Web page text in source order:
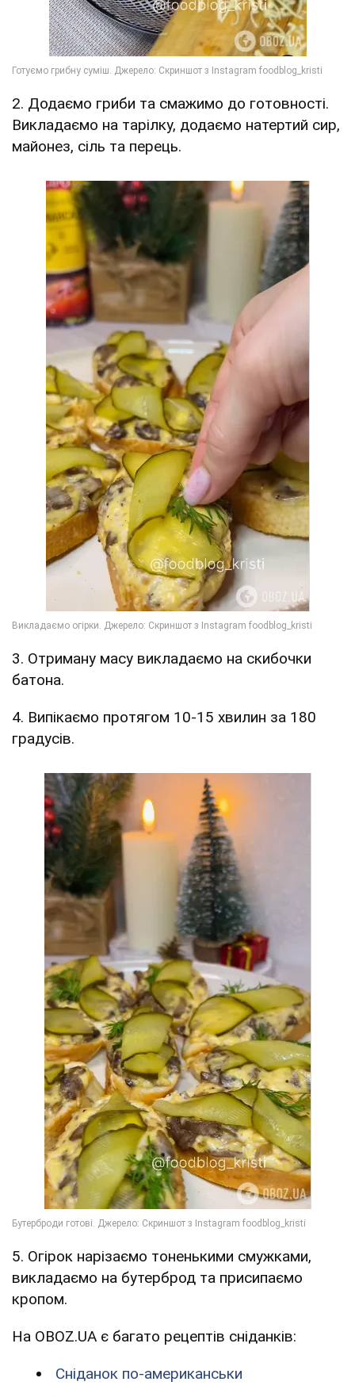
2. Додаємо гриби та смажимо до готовності.
Викладаємо на тарілку, додаємо натертий сир,
майонез, сіль та перець.
3. Отриману масу викладаємо на скибочки
батона.
4. Випікаємо протягом 10-15 хвилин за 180
градусів.
5. Огірок нарізаємо тоненькими смужками,
викладаємо на бутерброд та присипаємо
кропом.
На OBOZ.UA є багато рецептів сніданків:
Сніданок по-американськи